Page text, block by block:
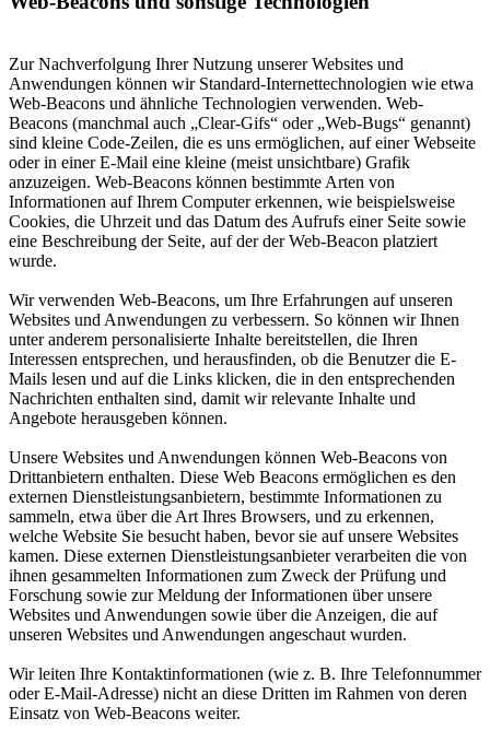
Zur Nachverfolgung Ihrer Nutzung unserer Websites und
Anwendungen können wir Standard-Internettechnologien wie etwa
Web-Beacons und ähnliche Technologien verwenden. Web-
Beacons (manchmal auch „Clear-Gifs“ oder „Web-Bugs“ genannt)
sind kleine Code-Zeilen, die es uns ermöglichen, auf einer Webseite
oder in einer E-Mail eine kleine (meist unsichtbare) Grafik
anzuzeigen. Web-Beacons können bestimmte Arten von
Informationen auf Ihrem Computer erkennen, wie beispielsweise
Cookies, die Uhrzeit und das Datum des Aufrufs einer Seite sowie
eine Beschreibung der Seite, auf der der Web-Beacon platziert
wurde.
Wir verwenden Web-Beacons, um Ihre Erfahrungen auf unseren
Websites und Anwendungen zu verbessern. So können wir Ihnen
unter anderem personalisierte Inhalte bereitstellen, die Ihren
Interessen entsprechen, und herausfinden, ob die Benutzer die E-
Mails lesen und auf die Links klicken, die in den entsprechenden
Nachrichten enthalten sind, damit wir relevante Inhalte und
Angebote herausgeben können.
Unsere Websites und Anwendungen können Web-Beacons von
Drittanbietern enthalten. Diese Web Beacons ermöglichen es den
externen Dienstleistungsanbietern, bestimmte Informationen zu
sammeln, etwa über die Art Ihres Browsers, und zu erkennen,
welche Website Sie besucht haben, bevor sie auf unsere Websites
kamen. Diese externen Dienstleistungsanbieter verarbeiten die von
ihnen gesammelten Informationen zum Zweck der Prüfung und
Forschung sowie zur Meldung der Informationen über unsere
Websites und Anwendungen sowie über die Anzeigen, die auf
unseren Websites und Anwendungen angeschaut wurden.
Wir leiten Ihre Kontaktinformationen (wie z. B. Ihre Telefonnummer
oder E-Mail-Adresse) nicht an diese Dritten im Rahmen von deren
Einsatz von Web-Beacons weiter.